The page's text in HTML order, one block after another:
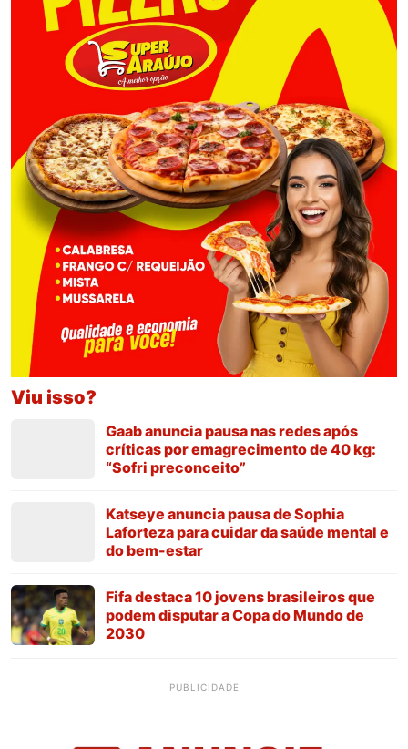
Viu isso?
Gaab anuncia pausa nas redes após
críticas por emagrecimento de 40 kg:
“Sofri preconceito”
Katseye anuncia pausa de Sophia
Laforteza para cuidar da saúde mental e
do bem-estar
Fifa destaca 10 jovens brasileiros que
podem disputar a Copa do Mundo de
2030
PUBLICIDADE